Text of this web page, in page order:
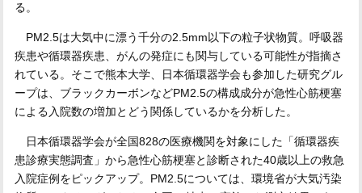
る。
PM2.5は大気中に漂う千分の2.5mm以下の粒子状物質。呼吸器
疾患や循環器疾患、がんの発症にも関与している可能性が指摘さ
れている。そこで熊本大学、日本循環器学会も参加した研究グル
ープは、ブラックカーボンなどPM2.5の構成成分が急性心筋梗塞
による入院数の増加とどう関係しているかを分析した。
日本循環器学会が全国828の医療機関を対象にした「循環器疾
患診療実態調査」から急性心筋梗塞と診断された40歳以上の救急
入院症例をピックアップ。PM2.5については、環境省が大気汚染